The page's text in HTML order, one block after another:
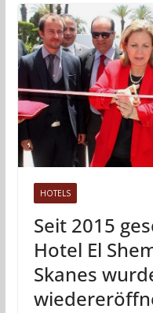
HOTELS
Seit 2015
Hotel El
Skanes